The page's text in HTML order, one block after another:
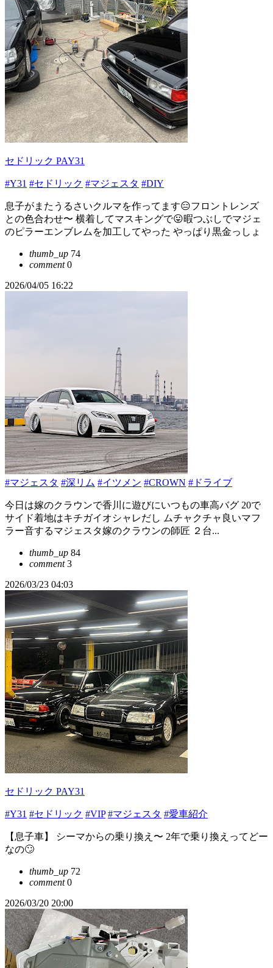
セドリック PAY31
#Y31 #セドリック #マジェスタ #DIY
息子がまたうるさいクルマを作ってます😑フロントレンズ
との色合わせ〜 横着してマスキングで😛暇つぶしでマジェ
のピラーエンブレムを加工してやった やっぱり黒金っしょ
thumb_up 74
comment0
2026/04/05 16:22
#マジェスタ #深リム #イツメン #CROWN #ドライブ
今日は嫁のクラウンで香川に遊びにいつもの車高バグ 20で
サイド着地はキチガイオシャレだし ムチャクチャ良いマフ
ラー音するマジェスタ嫁のクラウンの師匠 ２台...
thumb_up 84
comment3
2026/03/23 04:03
セドリック PAY31
#Y31 #セドリック #VIP #マジェスタ #愛車紹介
【息子車】 シーマからの乗り換え〜 2年で乗り換えってどー
なの🙄
thumb_up 72
comment0
2026/03/20 20:00